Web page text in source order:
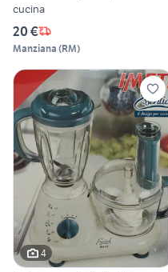
cucina
20 €
Manziana (RM)
4